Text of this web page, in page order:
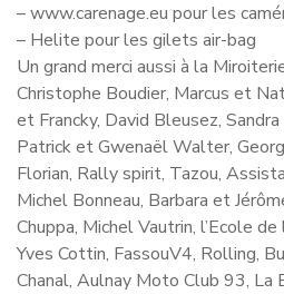
– www.carenage.eu pour les
– Helite pour les gilets air-bag
Un grand merci aussi à la
Christophe Boudier, Marcus et
et Francky, David Bleusez,
Patrick et Gwenaël Walter,
Florian, Rally spirit, Tazou,
Michel Bonneau, Barbara et
Chuppa, Michel Vautrin, l’Ecole
Yves Cottin, FassouV4, Rolling,
Chanal, Aulnay Moto Club 93, La